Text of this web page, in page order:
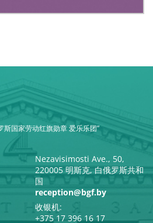
斯国家劳动红旗勋章 爱乐乐团”
Nezavisimosti Ave., 50,
220005 明斯克, 白俄罗斯共和
国
reception@bgf.by
收银机:
+375 17 396 16 17